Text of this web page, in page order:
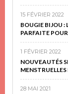
15 FÉVRIER 2022
BOUGIE BIJOU :
PARFAITE
1 FÉVRIER 2022
NOUVEAUTÉS
28 MAI 2021